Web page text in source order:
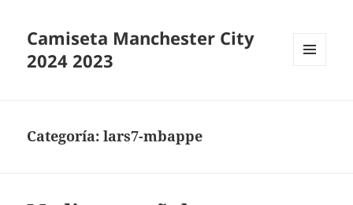
Camiseta Manchester City
2024 2023
Categoría:lars7-mbappe